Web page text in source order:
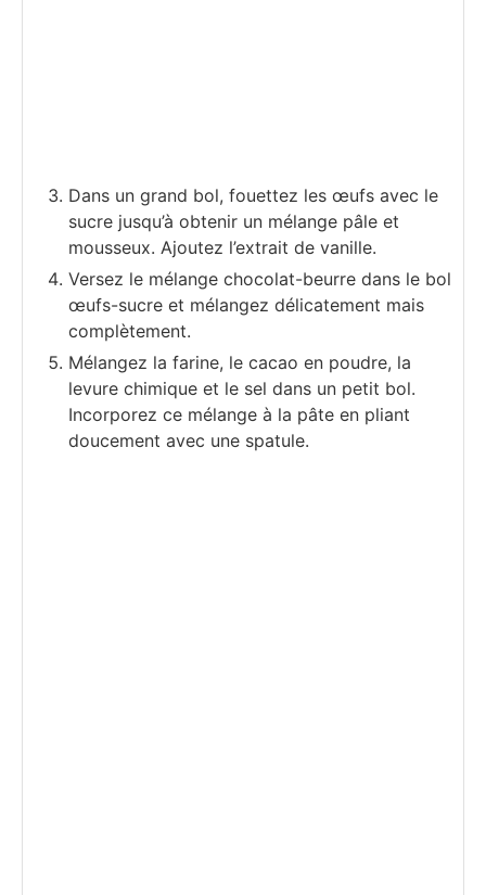
Dans un grand bol, fouettez les œufs avec le
sucre jusqu’à obtenir un mélange pâle et
mousseux. Ajoutez l’extrait de vanille.
Versez le mélange chocolat-beurre dans le bol
œufs-sucre et mélangez délicatement mais
complètement.
Mélangez la farine, le cacao en poudre, la
levure chimique et le sel dans un petit bol.
Incorporez ce mélange à la pâte en pliant
doucement avec une spatule.